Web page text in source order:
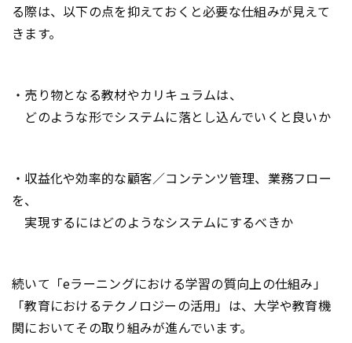
る際は、以下の点を抑えておくと必要な仕組みが見えて
きます。
・売り物となる教材やカリキュラムは、
どのような形でシステムに落とし込んでいくと良いか
・収益化や効率的な顧客／コンテンツ管理、業務フロー
を、
実現するにはどのようなシステムにするべきか
続いて「eラーニングにおける学習の質向上の仕組み」
「教育におけるテクノロジーの活用」は、大学や教育機
関においてその取り組みが進んでいます。